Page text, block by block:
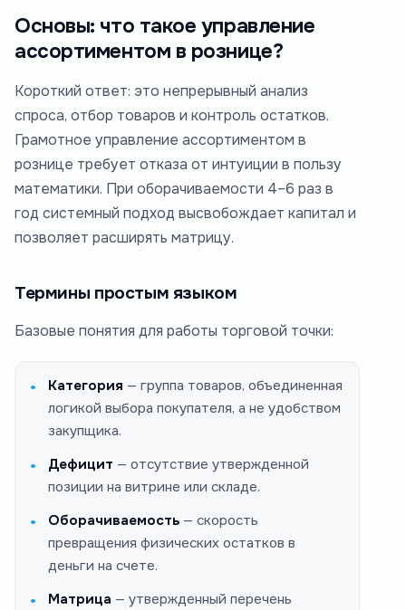
Основы: что такое управление
ассортиментом в рознице?
Короткий ответ: это непрерывный анализ
спроса, отбор товаров и контроль остатков.
Грамотное управление ассортиментом в
рознице требует отказа от интуиции в пользу
математики. При оборачиваемости 4–6 раз в
год системный подход высвобождает капитал и
позволяет расширять матрицу.
Термины простым языком
Базовые понятия для работы торговой точки:
Категория — группа товаров, объединенная
логикой выбора покупателя, а не удобством
закупщика.
Дефицит — отсутствие утвержденной
позиции на витрине или складе.
Оборачиваемость — скорость
превращения физических остатков в
деньги на счете.
Матрица — утвержденный перечень